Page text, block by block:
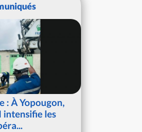
: À Yopougon,
intensifie les